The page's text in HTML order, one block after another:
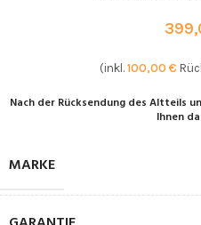
(inkl. 100,00 €
Nach der Rücksendung des Altteils
Ihnen
MARKE